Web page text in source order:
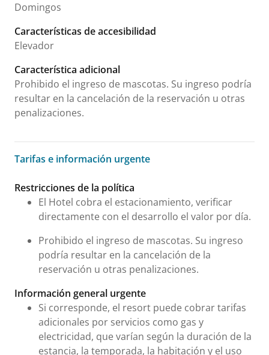
Domingos
Características de accesibilidad
Elevador
Característica adicional
Prohibido el ingreso de mascotas. Su ingreso podría
resultar en la cancelación de la reservación u otras
penalizaciones.
Tarifas e información urgente
Tarifas e información urgente
Restricciones de la política
El Hotel cobra el estacionamiento, verificar
directamente con el desarrollo el valor por día.
Prohibido el ingreso de mascotas. Su ingreso
podría resultar en la cancelación de la
reservación u otras penalizaciones.
Información general urgente
Si corresponde, el resort puede cobrar tarifas
adicionales por servicios como gas y
electricidad, que varían según la duración de la
estancia, la temporada, la habitación y el uso